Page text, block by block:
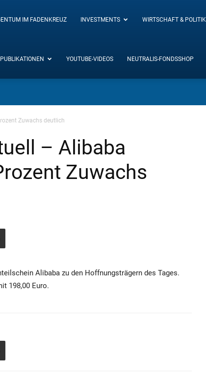
IM FADENKREUZ INVESTMENTS WIRTSCHAFT & POLITIK
PUBLIKATIONEN YOUTUBE-VIDEOS NEUTRALIS-FONDSSHOP
Zuwachs deutlich
– Alibaba
Zuwachs
Alibaba zu den Hoffnungsträgern des Tages.
198,00 Euro.